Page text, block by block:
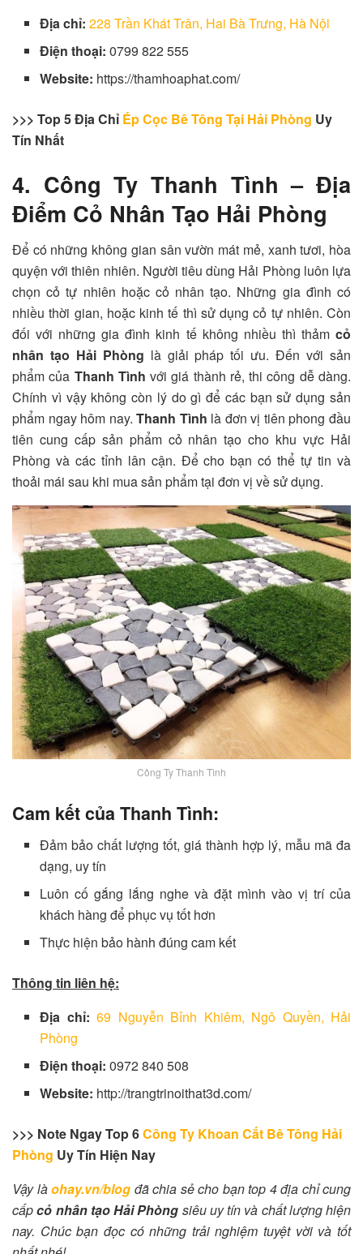
Địa chỉ:228 Trần Khát Trân, Hai Bà Trưng, Hà Nội
Điện thoại:0799 822 555
Website: https://thamhoaphat.com/
>>> Top 5 Địa Chỉ Ép Cọc Bê Tông Tại Hải Phòng Uy
Tín Nhất
4. Công Ty Thanh Tình – Địa
Điểm Cỏ Nhân Tạo Hải Phòng
Để có những không gian sân vườn mát mẻ, xanh tươi, hòa
quyện với thiên nhiên. Người tiêu dùng Hải Phòng luôn lựa
chọn cỏ tự nhiên hoặc cỏ nhân tạo. Những gia đình có
nhiều thời gian, hoặc kinh tế thì sử dụng cỏ tự nhiên. Còn
đối với những gia đình kinh tế không nhiều thì thảm cỏ
nhân tạo Hải Phòng là giải pháp tối ưu. Đến với sản
phẩm của Thanh Tình với giá thành rẻ, thi công dễ dàng.
Chính vì vậy không còn lý do gì để các bạn sử dụng sản
phẩm ngay hôm nay. Thanh Tình là đơn vị tiên phong đầu
tiên cung cấp sản phẩm cỏ nhân tạo cho khu vực Hải
Phòng và các tỉnh lân cận. Để cho bạn có thể tự tin và
thoải mái sau khi mua sản phẩm tại đơn vị về sử dụng.
Công Ty Thanh Tình
Cam kết của Thanh Tình:
Đảm bảo chất lượng tốt, giá thành hợp lý, mẫu mã đa
dạng, uy tín
Luôn cố gắng lắng nghe và đặt mình vào vị trí của
khách hàng để phục vụ tốt hơn
Thực hiện bảo hành đúng cam kết
Thông tin liên hệ:
Địa chỉ: 69 Nguyễn Bỉnh Khiêm, Ngô Quyền, Hải
Phòng
Điện thoại:0972 840 508
Website: http://trangtrinoithat3d.com/
>>> Note Ngay Top 6Công Ty Khoan Cắt Bê Tông Hải
Phòng Uy Tín Hiện Nay
Vậy làohay.vn/blog đã chia sẻ cho bạn top 4 địa chỉ cung
cấpcỏ nhân tạo Hải Phòng siêu uy tín và chất lượng hiện
nay. Chúc bạn đọc có những trải nghiệm tuyệt vời và tốt